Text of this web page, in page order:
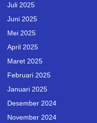
Juli 2025
Juni 2025
Mei 2025
April 2025
Maret 2025
Februari 2025
Januari 2025
Desember 2024
November 2024